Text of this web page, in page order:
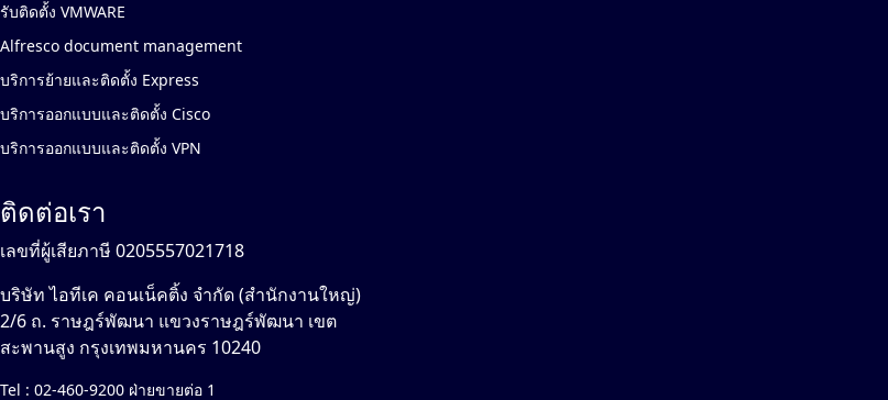
รับติดตั้ง VMWARE
Alfresco document management
บริการย้ายและติดตั้ง Express
บริการออกแบบและติดตั้ง Cisco
บริการออกแบบและติดตั้ง VPN
ติดต่อเรา
เลขที่ผู้เสียภาษี 0205557021718
บริษัท ไอทีเค คอนเน็คติ้ง จำกัด (สำนักงานใหญ่)
2/6 ถ. ราษฎร์พัฒนา แขวงราษฎร์พัฒนา เขต
สะพานสูง กรุงเทพมหานคร 10240
Tel : 02-460-9200 ฝ่ายขายต่อ 1